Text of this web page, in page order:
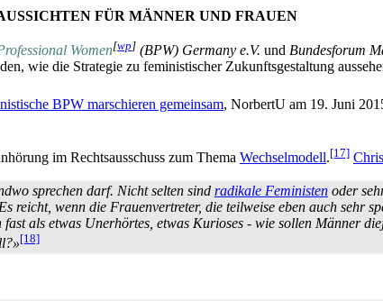
FÜR MÄNNER UND FRAUEN
Women[wp] (BPW) Germany e.V. und Bundesforum
wie die Strategie zu feministischer Zukunfts­gestaltung
BPW marschieren gemeinsam, NorbertU am 19. Juni
im Rechtsausschuss zum Thema Wechselmodell.[17]
sprechen darf. Nicht selten sind radikale Feministen oder
reicht, wenn die Frauen­vertreter, die teilweise eben auch sehr
als etwas Unerhörtes, etwas Kurioses - wie sollen Männer
[18]